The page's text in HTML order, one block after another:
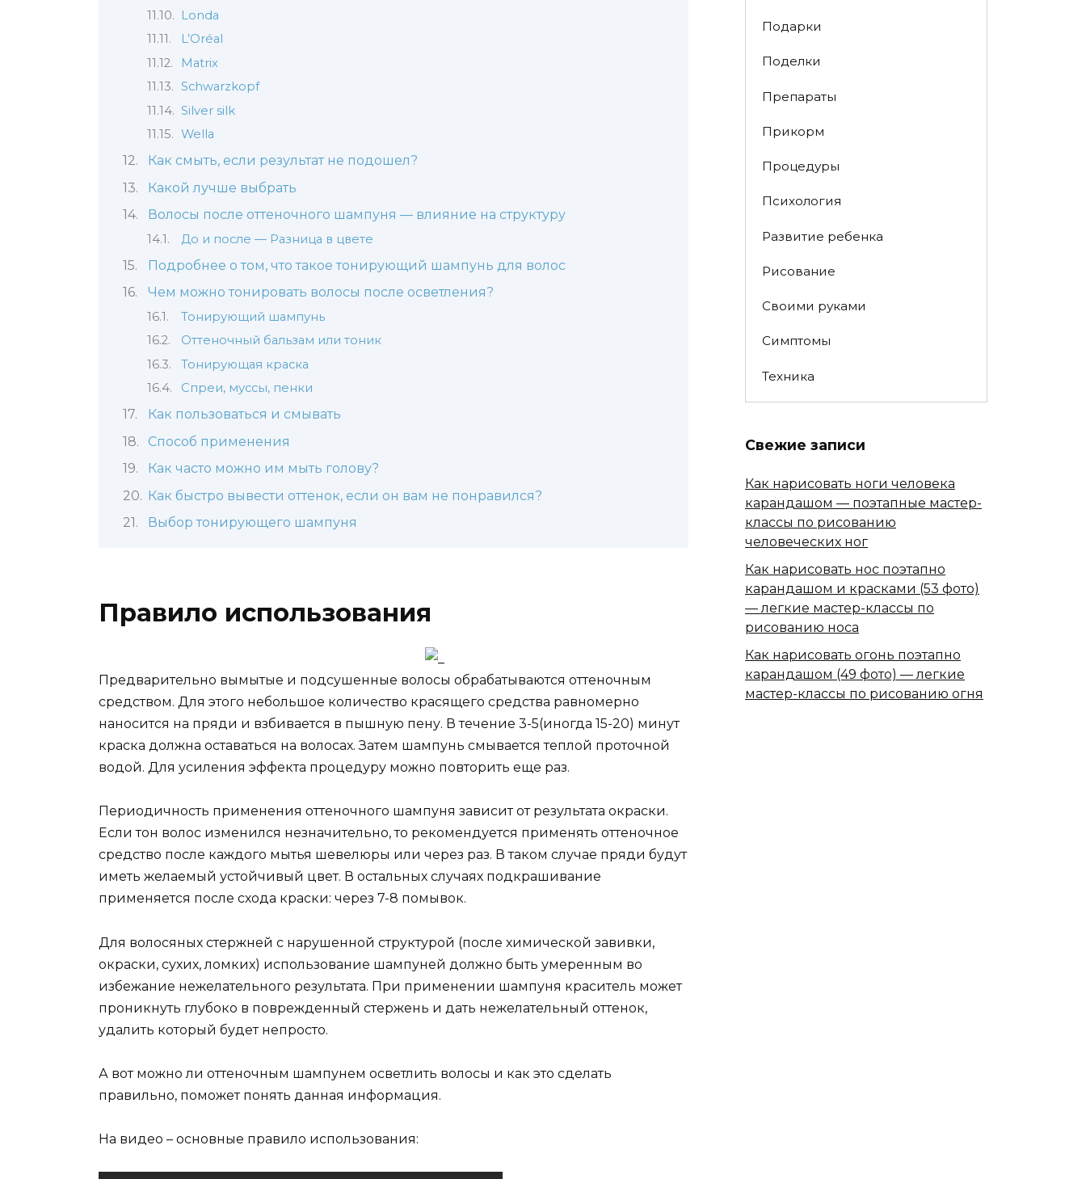
Londa
L’Oréal
Matrix
Schwarzkopf
Silver silk
Wella
Как смыть, если результат не подошел?
Какой лучше выбрать
Волосы после оттеночного шампуня — влияние на структуру
До и после — Разница в цвете
Подробнее о том, что такое тонирующий шампунь для волос
Чем можно тонировать волосы после осветления?
Тонирующий шампунь
Оттеночный бальзам или тоник
Тонирующая краска
Спреи, муссы, пенки
Как пользоваться и смывать
Способ применения
Как часто можно им мыть голову?
Как быстро вывести оттенок, если он вам не понравился?
Выбор тонирующего шампуня
Правило использования
Предварительно вымытые и подсушенные волосы обрабатываются оттеночным
средством. Для этого небольшое количество красящего средства равномерно
наносится на пряди и взбивается в пышную пену. В течение 3-5(иногда 15-20) минут
краска должна оставаться на волосах. Затем шампунь смывается теплой проточной
водой. Для усиления эффекта процедуру можно повторить еще раз.
Периодичность применения оттеночного шампуня зависит от результата окраски.
Если тон волос изменился незначительно, то рекомендуется применять оттеночное
средство после каждого мытья шевелюры или через раз. В таком случае пряди будут
иметь желаемый устойчивый цвет. В остальных случаях подкрашивание
применяется после схода краски: через 7-8 помывок.
Для волосяных стержней с нарушенной структурой (после химической завивки,
окраски, сухих, ломких) использование шампуней должно быть умеренным во
избежание нежелательного результата. При применении шампуня краситель может
проникнуть глубоко в поврежденный стержень и дать нежелательный оттенок,
удалить который будет непросто.
А вот можно ли оттеночным шампунем осветлить волосы и как это сделать
правильно, поможет понять данная информация.
На видео – основные правило использования:
Подарки
Поделки
Препараты
Прикорм
Процедуры
Психология
Развитие ребенка
Рисование
Своими руками
Симптомы
Техника
Свежие записи
Как нарисовать ноги человека
карандашом — поэтапные мастер-
классы по рисованию
человеческих ног
Как нарисовать нос поэтапно
карандашом и красками (53 фото)
— легкие мастер-классы по
рисованию носа
Как нарисовать огонь поэтапно
карандашом (49 фото) — легкие
мастер-классы по рисованию огня